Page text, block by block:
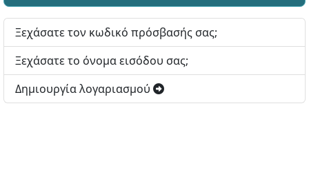
Ξεχάσατε τον κωδικό πρόσβασής σας;
Ξεχάσατε το όνομα εισόδου σας;
Δημιουργία λογαριασμού